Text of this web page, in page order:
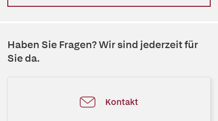
Haben Sie Fragen? Wir sind jederzeit für
Sie da.
Kontakt